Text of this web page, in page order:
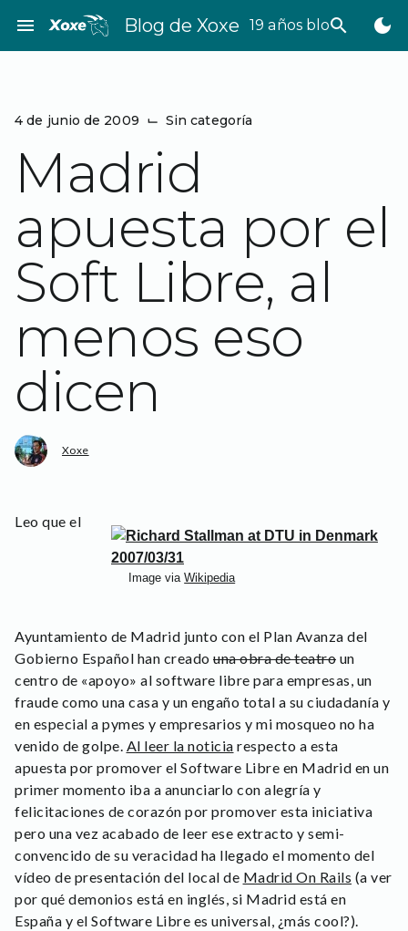
contenido
menu Blog de Xoxe 19 años bloggeando
search dark_mode
4 de junio de 2009 ⌙ Sin categoría
Madrid
apuesta por el
Soft Libre, al
menos eso
dicen
Xoxe
Image viaWikipedia
Leo que el
Ayuntamiento de Madrid junto con el Plan Avanza del
Gobierno Español han creado una obra de teatro un
centro de «apoyo» al software libre para empresas, un
fraude como una casa y un engaño total a su ciudadanía y
en especial a pymes y empresarios y mi mosqueo no ha
venido de golpe. Al leer la noticia respecto a esta
apuesta por promover el Software Libre en Madrid en un
primer momento iba a anunciarlo con alegría y
felicitaciones de corazón por promover esta iniciativa
pero una vez acabado de leer ese extracto y semi-
convencido de su veracidad ha llegado el momento del
vídeo de presentación del local de Madrid On Rails (a ver
por qué demonios está en inglés, si Madrid está en
España y el Software Libre es universal, ¿más cool?).